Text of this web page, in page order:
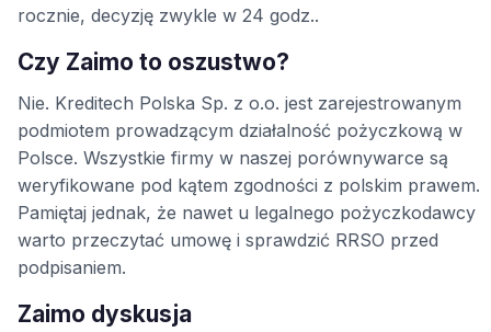
rocznie, decyzję zwykle w 24 godz..
Czy Zaimo to oszustwo?
Nie. Kreditech Polska Sp. z o.o. jest zarejestrowanym
podmiotem prowadzącym działalność pożyczkową w
Polsce. Wszystkie firmy w naszej porównywarce są
weryfikowane pod kątem zgodności z polskim prawem.
Pamiętaj jednak, że nawet u legalnego pożyczkodawcy
warto przeczytać umowę i sprawdzić RRSO przed
podpisaniem.
Zaimo dyskusja